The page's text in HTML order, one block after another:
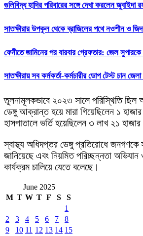
গুলিবিদ্ধ হাদির পরিবারের সঙ্গে দেখা করলেন জুবাইদা
সাতক্ষীরার উপকূল থেকে ব্রাজিলের পথে নওশীন ও
ফেনীতে জামিনের পর বারবার গ্রেফতার: জেল
সাতক্ষীরায় সব কর্মকর্তা-কর্মচারীর ডোপ টেস্ট চান
তুলনামূলকভাবে ২০২৩ সালে পরিস্থিতি
ডেঙ্গু আক্রান্ত হয়ে মারা গিয়েছিলেন ১
হাসপাতালে ভর্তি হয়েছিলেন ৩ লাখ ২১
স্বাস্থ্য অধিদপ্তর ডেঙ্গু প্রতিরোধে জনগণকে
জানিয়েছে এবং নিয়মিত পরিচ্ছন্নতা
কার্যক্রম চালিয়ে যেতে বলেছে।
June 2025
M T W T F S
S
1
2
3 4 5 6 7
8
9
10 11 12 13 14 15